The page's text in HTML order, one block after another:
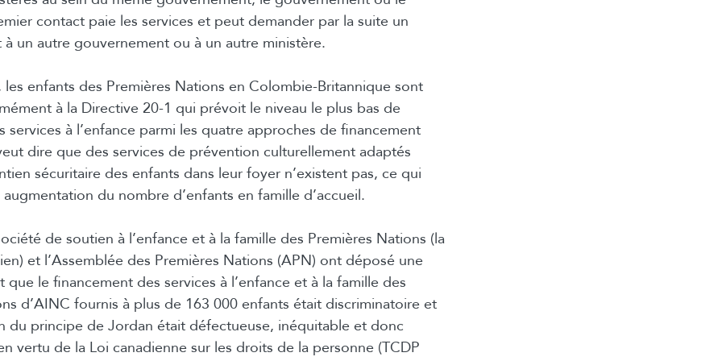
contact paie les services et peut demander par la suite un
un autre gouvernement ou à un autre ministère.
les enfants des Premières Nations en Colombie-Britannique sont
à la Directive 20-1 qui prévoit le niveau le plus bas de
services à l’enfance parmi les quatre approches de financement
dire que des services de prévention culturellement adaptés
sécuritaire des enfants dans leur foyer n’existent pas, ce qui
du nombre d’enfants en famille d’accueil.
de soutien à l’enfance et à la famille des Premières Nations (la
et l’Assemblée des Premières Nations (APN) ont déposé une
que le financement des services à l’enfance et à la famille des
d’AINC fournis à plus de 163 000 enfants était discriminatoire et
du principe de Jordan était défectueuse, inéquitable et donc
vertu de la Loi canadienne sur les droits de la personne (TCDP